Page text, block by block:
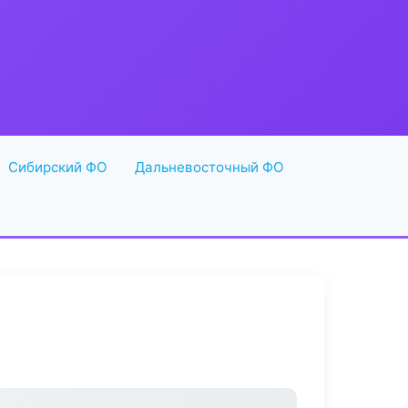
Сибирский ФО Дальневосточный ФО